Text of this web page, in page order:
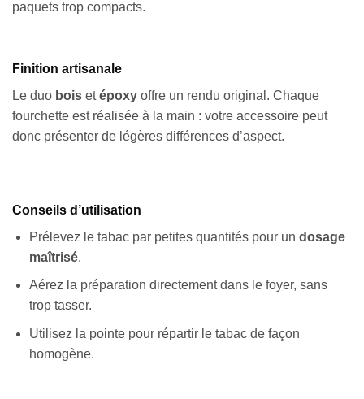
paquets trop compacts.
Finition artisanale
Le duo bois etépoxy offre un rendu original. Chaque
fourchette est réalisée à la main : votre accessoire peut
donc présenter de légères différences d’aspect.
Conseils d’utilisation
Prélevez le tabac par petites quantités pour un dosage
maîtrisé.
Aérez la préparation directement dans le foyer, sans
trop tasser.
Utilisez la pointe pour répartir le tabac de façon
homogène.